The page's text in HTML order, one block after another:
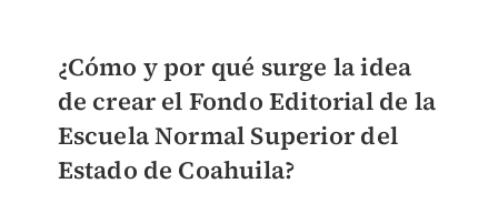
¿Cómo y por qué surge la idea
de crear el Fondo Editorial de la
Escuela Normal Superior del
Estado de Coahuila?